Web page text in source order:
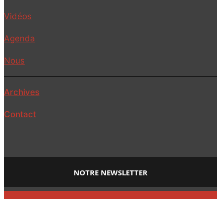
Vidéos
Agenda
Nous
Archives
Contact
NOTRE NEWSLETTER